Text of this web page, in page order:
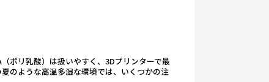
ポリ乳酸）は扱いやすく、3Dプリンターで最
のような高温多湿な環境では、いくつかの注